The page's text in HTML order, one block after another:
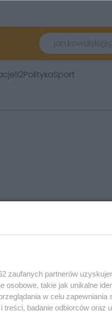
112PolitykaSport
zaufanych partnerów
osobowe, takie jak unikalne
w celu
badanie odbiorców oraz